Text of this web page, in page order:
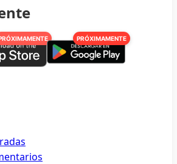
PRÓXIMAMENTE